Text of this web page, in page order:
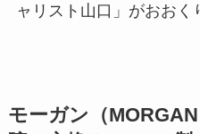
ャリスト山口」がおおく
モーガン（